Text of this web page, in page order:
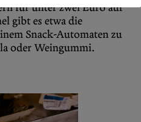
für unter zwei Euro auf
gibt es etwa die
Snack-Automaten zu
oder Weingummi.